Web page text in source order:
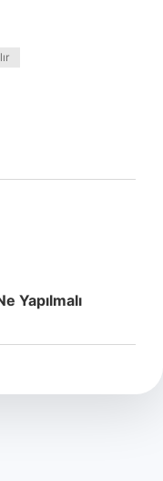
Yapılmalı